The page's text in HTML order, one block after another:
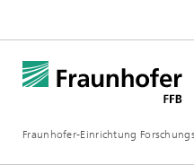
Fraunhofer-Einrichtung